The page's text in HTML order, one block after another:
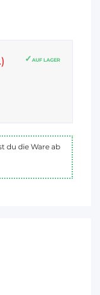
AUF LAGER
du die Ware ab